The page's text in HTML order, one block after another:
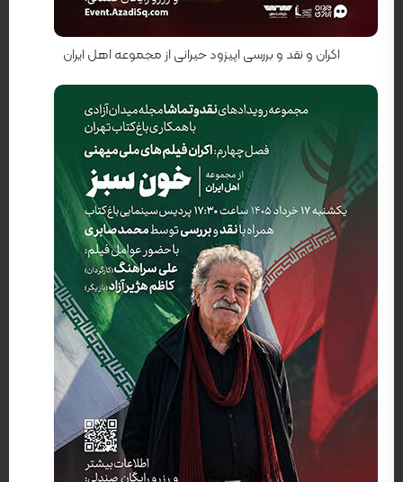
کارگردان: رضا محبی
اکران و نقد و بررسی اپیزود حیرانی از مجموعه اهل ایران